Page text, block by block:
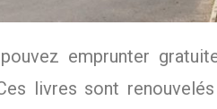
emprunter
livres sont